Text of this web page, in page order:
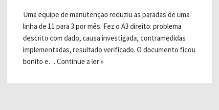
Uma equipe de manutenção reduziu as paradas de uma
linha de 11 para 3 por mês. Fez o A3 direito: problema
descrito com dado, causa investigada, contramedidas
implementadas, resultado verificado. O documento ficou
bonito e… Continue a ler »